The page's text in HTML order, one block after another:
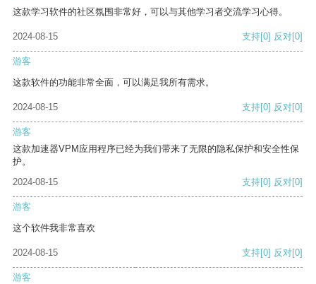
这款学习软件的社区氛围非常好，可以与其他学习者交流学习心得。
2024-08-15 支持[0] 反对[0]
游客
这款软件的功能非常全面，可以满足我所有需求。
2024-08-15 支持[0] 反对[0]
游客
这款加速器VPM应用程序已经为我们带来了无限的隐私保护和安全性保
护。
2024-08-15
支持[0] 反对[0]
游客
这个软件我非常喜欢
2024-08-15 支持[0] 反对[0]
游客